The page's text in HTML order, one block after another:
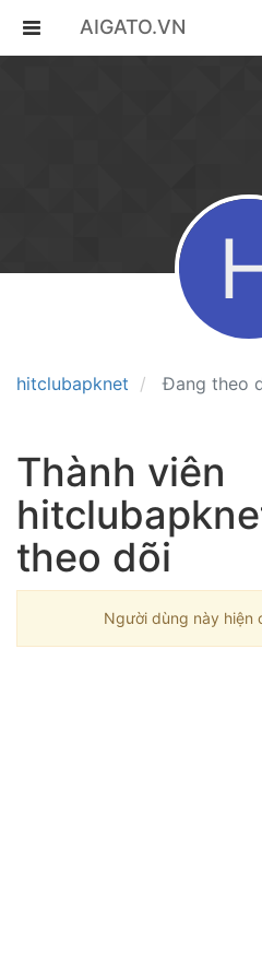
AIGATO.VN
hitclubapknet Đang theo
Thành viên
theo dõi
Người dùng này hiện